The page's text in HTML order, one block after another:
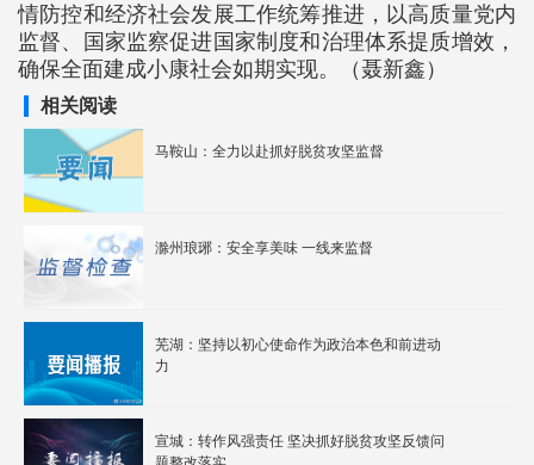
情防控和经济社会发展工作统筹推进，以高质量党内
监督、国家监察促进国家制度和治理体系提质增效，
确保全面建成小康社会如期实现。（聂新鑫）
相关阅读
马鞍山：全力以赴抓好脱贫攻坚监督
滁州琅琊：安全享美味 一线来监督
芜湖：坚持以初心使命作为政治本色和前进动
力
宣城：转作风强责任 坚决抓好脱贫攻坚反馈问